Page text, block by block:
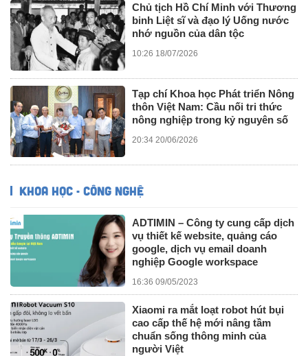
Chủ tịch Hồ Chí Minh với Thương
binh Liệt sĩ và đạo lý Uống nước
nhớ nguồn của dân tộc
10:26 18/07/2026
Tạp chí Khoa học Phát triển Nông
thôn Việt Nam: Cầu nối tri thức
nông nghiệp trong kỷ nguyên số
20:34 20/06/2026
KHOA HỌC - CÔNG NGHỆ
ADTIMIN – Công ty cung cấp dịch
vụ thiết kế website, quảng cáo
google, dịch vụ email doanh
nghiệp Google workspace
16:36 09/05/2023
Xiaomi ra mắt loạt robot hút bụi
cao cấp thế hệ mới nâng tầm
chuẩn sống thông minh của
người Việt